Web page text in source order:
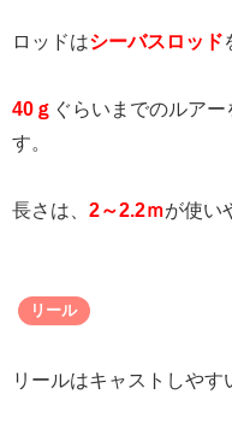
ロッドはシーバスロッド
40ｇ ぐらいまでのルア
す。
長さは、 2～2.2ｍが使い
リール
リールはキャストしやす